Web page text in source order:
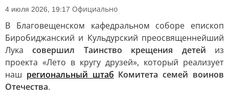
4 июля 2026, 19:17 Официально
В Благовещенском кафедральном соборе епископ
Биробиджанский и Кульдурский преосвященнейший
Лука совершил Таинство крещения детей из
проекта «Лето в кругу друзей», который реализует
наш региональный штаб Комитета семей воинов
Отечества.